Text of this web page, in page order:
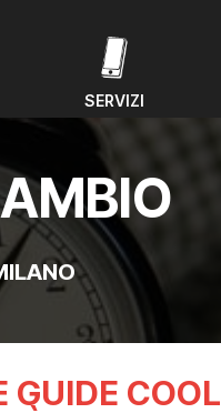
SERVIZI
GUIDE COOL